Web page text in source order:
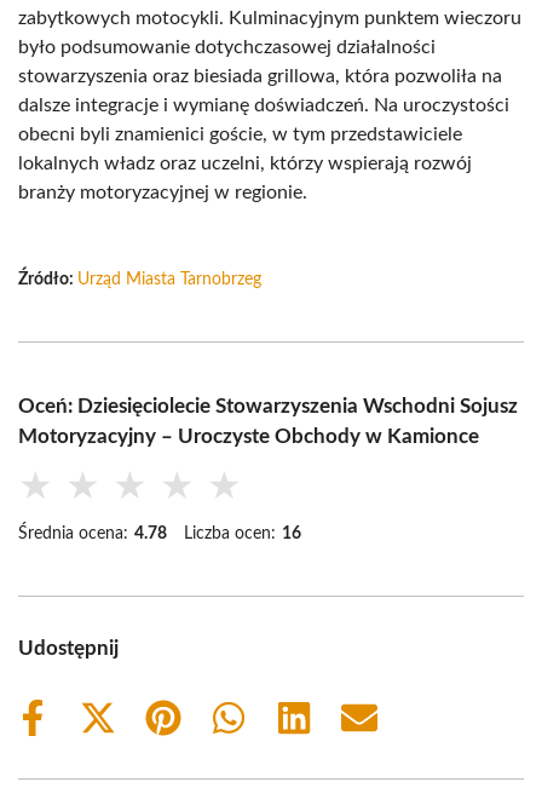
zabytkowych motocykli. Kulminacyjnym punktem wieczoru
było podsumowanie dotychczasowej działalności
stowarzyszenia oraz biesiada grillowa, która pozwoliła na
dalsze integracje i wymianę doświadczeń. Na uroczystości
obecni byli znamienici goście, w tym przedstawiciele
lokalnych władz oraz uczelni, którzy wspierają rozwój
branży motoryzacyjnej w regionie.
Źródło: Urząd Miasta Tarnobrzeg
Oceń: Dziesięciolecie Stowarzyszenia Wschodni Sojusz
Motoryzacyjny – Uroczyste Obchody w Kamionce
★ ★ ★ ★ ★
Średnia ocena: 4.78 Liczba ocen: 16
Udostępnij
Share
Share
(Twitter)
Share
Share
Share
Share